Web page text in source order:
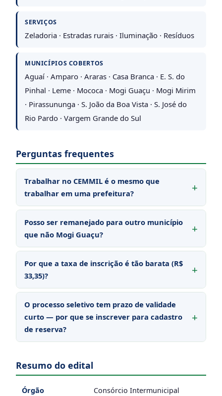
SERVIÇOS
Zeladoria · Estradas rurais · Iluminação · Resíduos
MUNICÍPIOS COBERTOS
Aguaí · Amparo · Araras · Casa Branca · E. S. do
Pinhal · Leme · Mococa · Mogi Guaçu · Mogi Mirim
· Pirassununga · S. João da Boa Vista · S. José do
Rio Pardo · Vargem Grande do Sul
Perguntas frequentes
Trabalhar no CEMMIL é o mesmo que
trabalhar em uma prefeitura?
Posso ser remanejado para outro município
que não Mogi Guaçu?
Por que a taxa de inscrição é tão barata (R$
33,35)?
O processo seletivo tem prazo de validade
curto — por que se inscrever para cadastro
de reserva?
Resumo do edital
Órgão
Consórcio Intermunicipal